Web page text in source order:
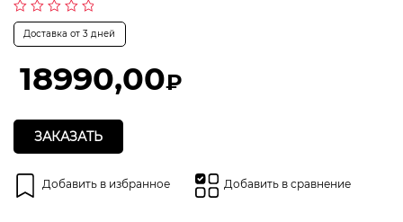
Оценка
из
Доставка от 3 дней
18990,00₽
ЗАКАЗАТЬ
Добавить в избранное Добавить в сравнение